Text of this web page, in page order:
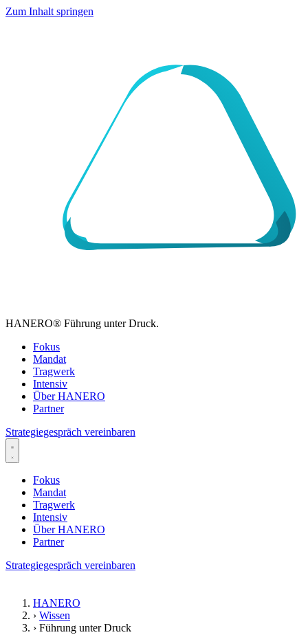
Zum Inhalt springen
HANERO® Führung unter Druck.
Fokus
Mandat
Tragwerk
Intensiv
Über HANERO
Partner
Strategiegespräch vereinbaren
Fokus
Mandat
Tragwerk
Intensiv
Über HANERO
Partner
Strategiegespräch vereinbaren
HANERO
› Wissen
› Führung unter Druck